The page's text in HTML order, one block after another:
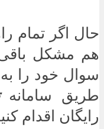
حال اگر تمام
هم مشکل باقی
سوال خود را
طریق سامانه
رایگان اقدام